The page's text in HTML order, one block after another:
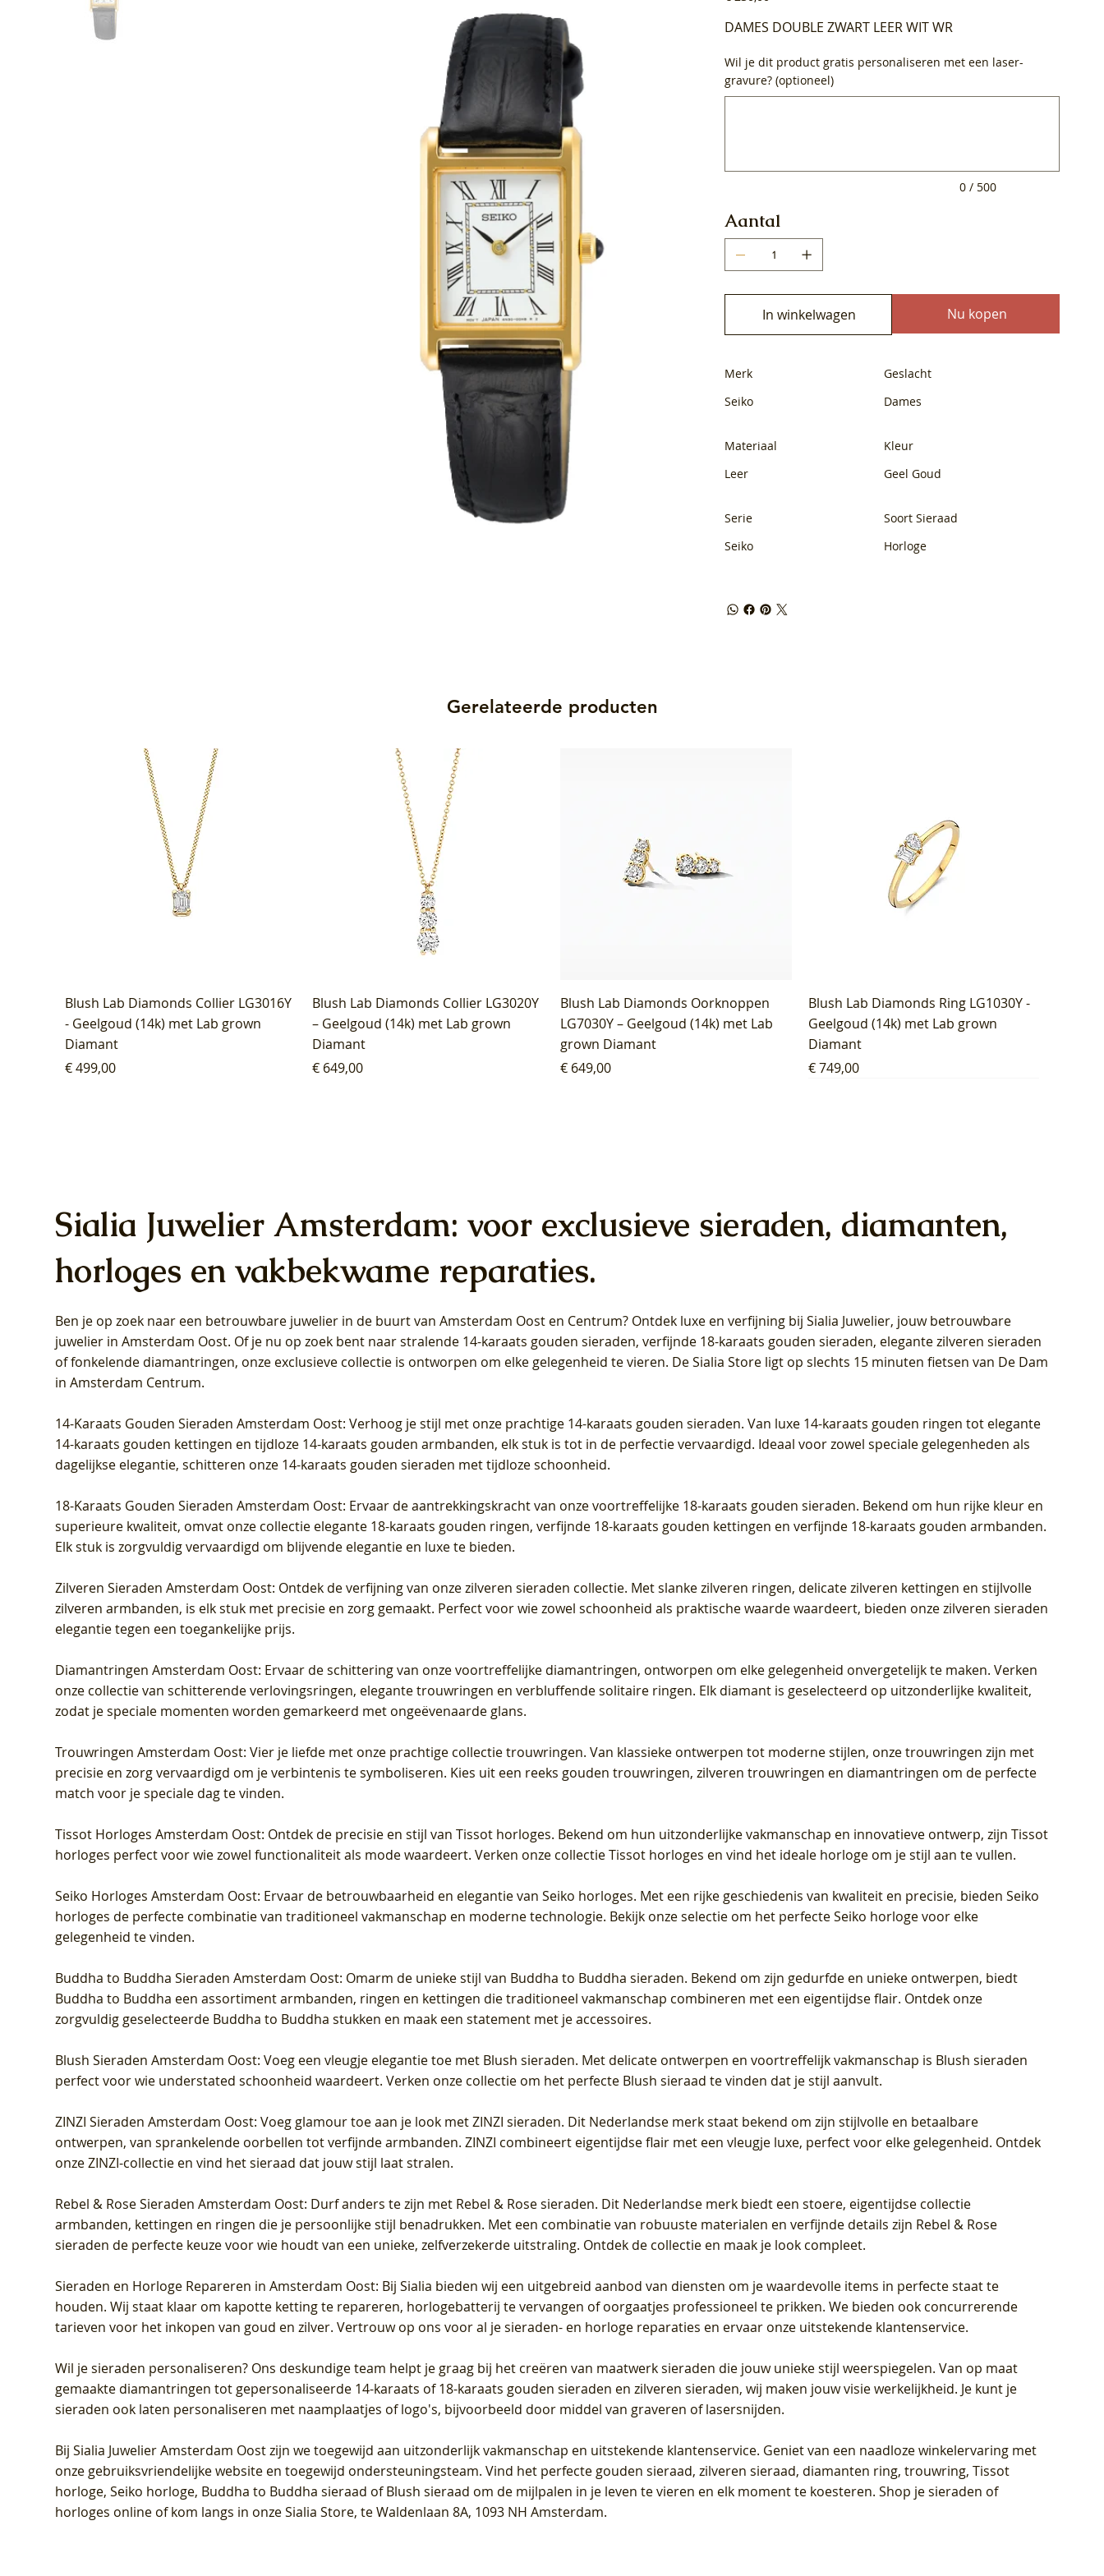
DAMES DOUBLE ZWART LEER WIT WR
Wil je dit product gratis personaliseren met een laser-
gravure? (optioneel)
0 / 500
Aantal
In winkelwagen Nu kopen
Merk
Seiko
Geslacht
Dames
Materiaal
Leer
Kleur
Geel Goud
Serie
Seiko
Soort Sieraad
Horloge
Gerelateerde producten
Blush Lab Diamonds Collier LG3016Y
- Geelgoud (14k) met Lab grown
Diamant
Prijs
€ 499,00
Blush Lab Diamonds Collier LG3020Y
– Geelgoud (14k) met Lab grown
Diamant
Prijs
€ 649,00
Blush Lab Diamonds Oorknoppen
LG7030Y – Geelgoud (14k) met Lab
grown Diamant
Prijs
€ 649,00
Blush Lab Diamonds Ring LG1030Y -
Geelgoud (14k) met Lab grown
Diamant
Prijs
€ 749,00
Blush Lab Diamonds Oorhangers
LG9006Y/S - Geelgoud (14k) met Lab
grown Diamant
Blush Lab Diamonds Oorhangers
LG9007Y/S - Geelgoud (14k) met Lab
grown Diamant
Blush Lab Diamonds Ring LG1028Y -
Geelgoud (14k) met Lab grown
Diamant
Blush Lab Diamonds Collier LG3014Y
- Geelgoud (14k) met Lab grown
Diamant
Blush Lab Diamonds Collier LG3019Y
– Geelgoud (14k) met Lab grown
Diamant
Blush Lab Diamonds Ring LG1042Y –
Geelgoud (14k) met Lab grown
Diamant
Blush Lab Diamonds Oorknoppen
LG7027Y - Geelgoud (14k) met Lab
grown Diamant
Blush Lab Diamonds Ring LG1029Y -
Geelgoud (14k) met Lab grown
Diamant
Blush Lab Diamonds Ring LG1031Y -
Geelgoud (14k) met Lab grown
Diamant
Blush Lab Diamonds Ring LG1044Y –
Geelgoud (14k) met Lab grown
Diamant
Blush Lab Diamonds Oorknoppen
LG7026Y - Geelgoud (14k) met Lab
grown Diamant
Blush Lab Diamonds Oorknoppen
LG7033Y – Geelgoud (14k) met Lab
grown Diamant
Sialia Juwelier Amsterdam: voor exclusieve sieraden, diamanten,
horloges en vakbekwame reparaties.
Ben je op zoek naar een betrouwbare juwelier in de buurt van Amsterdam Oost en Centrum? Ontdek luxe en verfijning bij Sialia Juwelier, jouw betrouwbare
juwelier in Amsterdam Oost. Of je nu op zoek bent naar stralende 14-karaats gouden sieraden, verfijnde 18-karaats gouden sieraden, elegante zilveren sieraden
of fonkelende diamantringen, onze exclusieve collectie is ontworpen om elke gelegenheid te vieren. De Sialia Store ligt op slechts 15 minuten fietsen van De Dam
in Amsterdam Centrum.
14-Karaats Gouden Sieraden Amsterdam Oost: Verhoog je stijl met onze prachtige 14-karaats gouden sieraden. Van luxe 14-karaats gouden ringen tot elegante
14-karaats gouden kettingen en tijdloze 14-karaats gouden armbanden, elk stuk is tot in de perfectie vervaardigd. Ideaal voor zowel speciale gelegenheden als
dagelijkse elegantie, schitteren onze 14-karaats gouden sieraden met tijdloze schoonheid.
18-Karaats Gouden Sieraden Amsterdam Oost: Ervaar de aantrekkingskracht van onze voortreffelijke 18-karaats gouden sieraden. Bekend om hun rijke kleur en
superieure kwaliteit, omvat onze collectie elegante 18-karaats gouden ringen, verfijnde 18-karaats gouden kettingen en verfijnde 18-karaats gouden armbanden.
Elk stuk is zorgvuldig vervaardigd om blijvende elegantie en luxe te bieden.
Zilveren Sieraden Amsterdam Oost: Ontdek de verfijning van onze zilveren sieraden collectie. Met slanke zilveren ringen, delicate zilveren kettingen en stijlvolle
zilveren armbanden, is elk stuk met precisie en zorg gemaakt. Perfect voor wie zowel schoonheid als praktische waarde waardeert, bieden onze zilveren sieraden
elegantie tegen een toegankelijke prijs.
Diamantringen Amsterdam Oost: Ervaar de schittering van onze voortreffelijke diamantringen, ontworpen om elke gelegenheid onvergetelijk te maken. Verken
onze collectie van schitterende verlovingsringen, elegante trouwringen en verbluffende solitaire ringen. Elk diamant is geselecteerd op uitzonderlijke kwaliteit,
zodat je speciale momenten worden gemarkeerd met ongeëvenaarde glans.
Trouwringen Amsterdam Oost: Vier je liefde met onze prachtige collectie trouwringen. Van klassieke ontwerpen tot moderne stijlen, onze trouwringen zijn met
precisie en zorg vervaardigd om je verbintenis te symboliseren. Kies uit een reeks gouden trouwringen, zilveren trouwringen en diamantringen om de perfecte
match voor je speciale dag te vinden.
Tissot Horloges Amsterdam Oost: Ontdek de precisie en stijl van Tissot horloges. Bekend om hun uitzonderlijke vakmanschap en innovatieve ontwerp, zijn Tissot
horloges perfect voor wie zowel functionaliteit als mode waardeert. Verken onze collectie Tissot horloges en vind het ideale horloge om je stijl aan te vullen.
Seiko Horloges Amsterdam Oost: Ervaar de betrouwbaarheid en elegantie van Seiko horloges. Met een rijke geschiedenis van kwaliteit en precisie, bieden Seiko
horloges de perfecte combinatie van traditioneel vakmanschap en moderne technologie. Bekijk onze selectie om het perfecte Seiko horloge voor elke
gelegenheid te vinden.
Buddha to Buddha Sieraden Amsterdam Oost: Omarm de unieke stijl van Buddha to Buddha sieraden. Bekend om zijn gedurfde en unieke ontwerpen, biedt
Buddha to Buddha een assortiment armbanden, ringen en kettingen die traditioneel vakmanschap combineren met een eigentijdse flair. Ontdek onze
zorgvuldig geselecteerde Buddha to Buddha stukken en maak een statement met je accessoires.
Blush Sieraden Amsterdam Oost: Voeg een vleugje elegantie toe met Blush sieraden. Met delicate ontwerpen en voortreffelijk vakmanschap is Blush sieraden
perfect voor wie understated schoonheid waardeert. Verken onze collectie om het perfecte Blush sieraad te vinden dat je stijl aanvult.
ZINZI Sieraden Amsterdam Oost: Voeg glamour toe aan je look met ZINZI sieraden. Dit Nederlandse merk staat bekend om zijn stijlvolle en betaalbare
ontwerpen, van sprankelende oorbellen tot verfijnde armbanden. ZINZI combineert eigentijdse flair met een vleugje luxe, perfect voor elke gelegenheid. Ontdek
onze ZINZI-collectie en vind het sieraad dat jouw stijl laat stralen.
Rebel & Rose Sieraden Amsterdam Oost: Durf anders te zijn met Rebel & Rose sieraden. Dit Nederlandse merk biedt een stoere, eigentijdse collectie
armbanden, kettingen en ringen die je persoonlijke stijl benadrukken. Met een combinatie van robuuste materialen en verfijnde details zijn Rebel & Rose
sieraden de perfecte keuze voor wie houdt van een unieke, zelfverzekerde uitstraling. Ontdek de collectie en maak je look compleet.
Sieraden en Horloge Repareren in Amsterdam Oost: Bij Sialia bieden wij een uitgebreid aanbod van diensten om je waardevolle items in perfecte staat te
houden. Wij staat klaar om kapotte ketting te repareren, horlogebatterij te vervangen of oorgaatjes professioneel te prikken. We bieden ook concurrerende
tarieven voor het inkopen van goud en zilver. Vertrouw op ons voor al je sieraden- en horloge reparaties en ervaar onze uitstekende klantenservice.
Wil je sieraden personaliseren? Ons deskundige team helpt je graag bij het creëren van maatwerk sieraden die jouw unieke stijl weerspiegelen. Van op maat
gemaakte diamantringen tot gepersonaliseerde 14-karaats of 18-karaats gouden sieraden en zilveren sieraden, wij maken jouw visie werkelijkheid. Je kunt je
sieraden ook laten personaliseren met naamplaatjes of logo's, bijvoorbeeld door middel van graveren of lasersnijden.
BijSialia Juwelier Amsterdam Oostzijn we toegewijd aan uitzonderlijk vakmanschap en uitstekende klantenservice. Geniet van een naadloze winkelervaring met
onze gebruiksvriendelijke website en toegewijd ondersteuningsteam. Vind het perfecte gouden sieraad, zilveren sieraad, diamanten ring, trouwring, Tissot
horloge, Seiko horloge, Buddha to Buddha sieraad of Blush sieraad om de mijlpalen in je leven te vieren en elk moment te koesteren. Shop je sieraden of
horloges online of kom langs in onze Sialia Store, te Waldenlaan 8A, 1093 NH Amsterdam.